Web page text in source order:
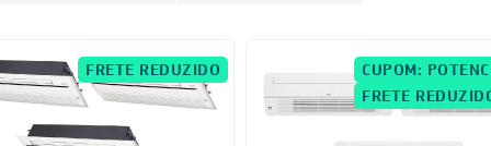
FRETE REDUZIDO
CUPOM:
FRETE